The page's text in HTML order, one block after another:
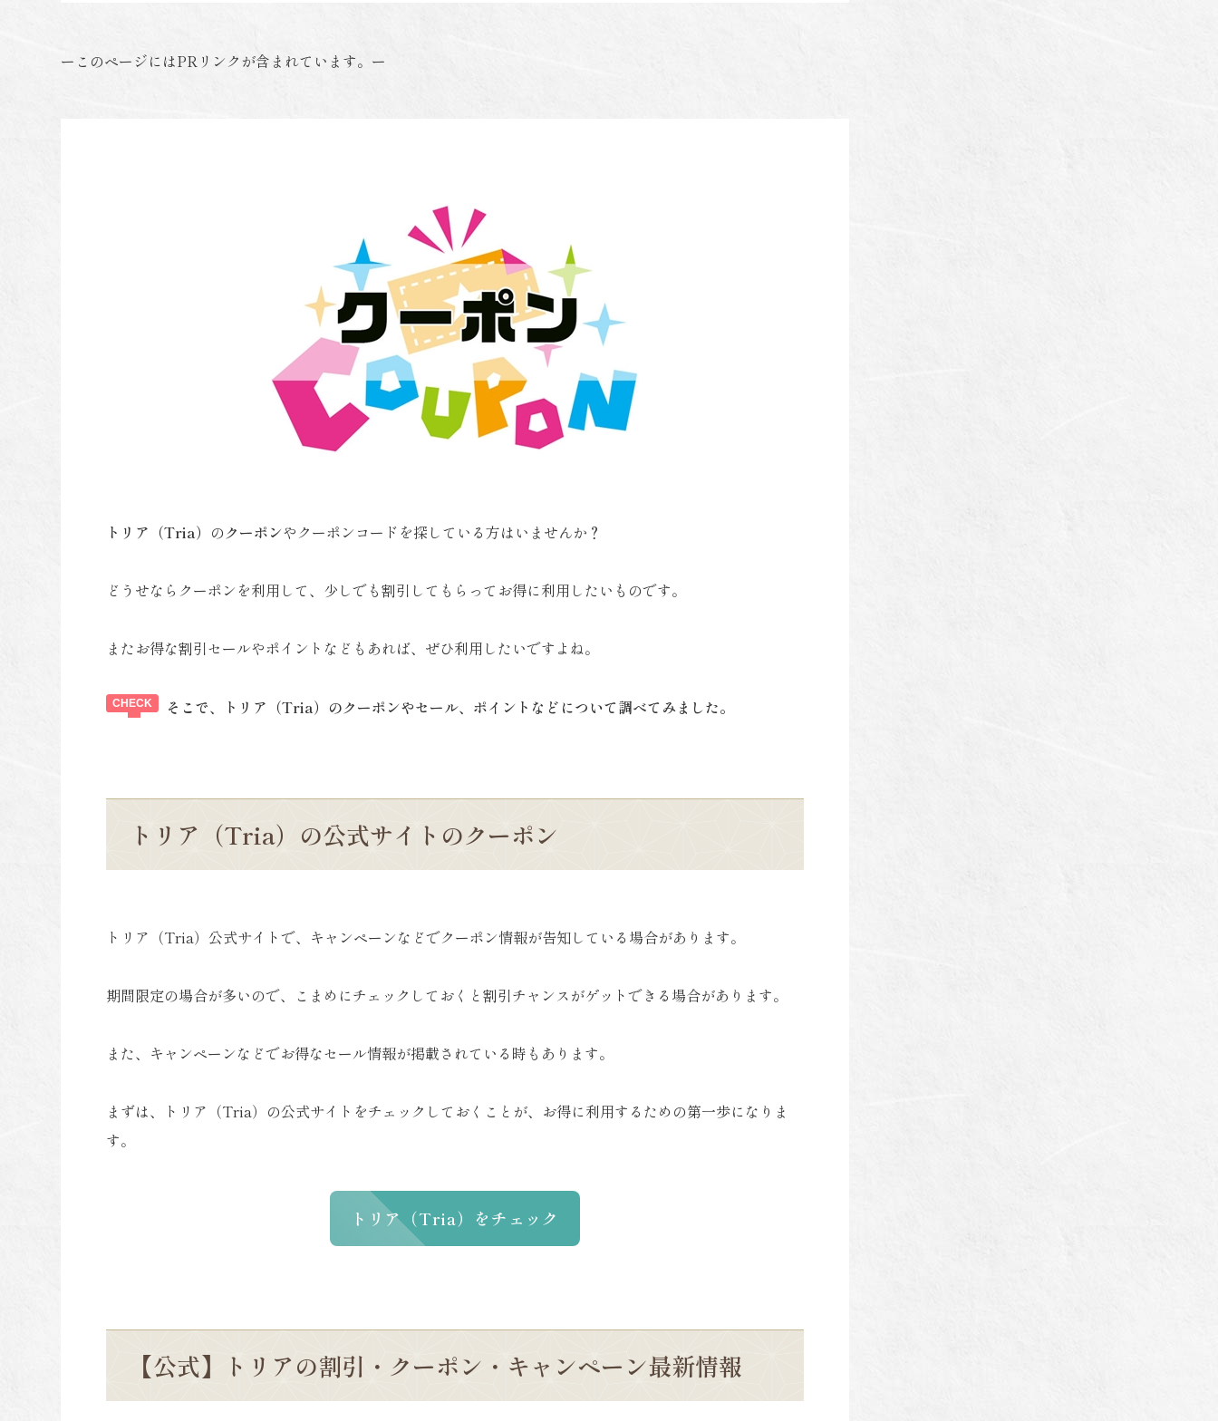
ーこのページにはPRリンクが含まれています。ー
トリア（Tria） のクーポンやクーポンコードを探している方はいませんか？
どうせならクーポンを利用して、少しでも割引してもらってお得に利用したいものです。
またお得な割引セールやポイントなどもあれば、ぜひ利用したいですよね。
そこで、トリア（Tria）のクーポンやセール、ポイントなどについて調べてみました。
トリア（Tria）の公式サイトのクーポン
トリア（Tria）公式サイトで、キャンペーンなどでクーポン情報が告知している場合があります。
期間限定の場合が多いので、こまめにチェックしておくと割引チャンスがゲットできる場合があります。
また、キャンペーンなどでお得なセール情報が掲載されている時もあります。
まずは、トリア（Tria）の公式サイトをチェックしておくことが、お得に利用するための第一歩になりま
す。
トリア（Tria）をチェック
【公式】トリアの割引・クーポン・キャンペーン最新情報